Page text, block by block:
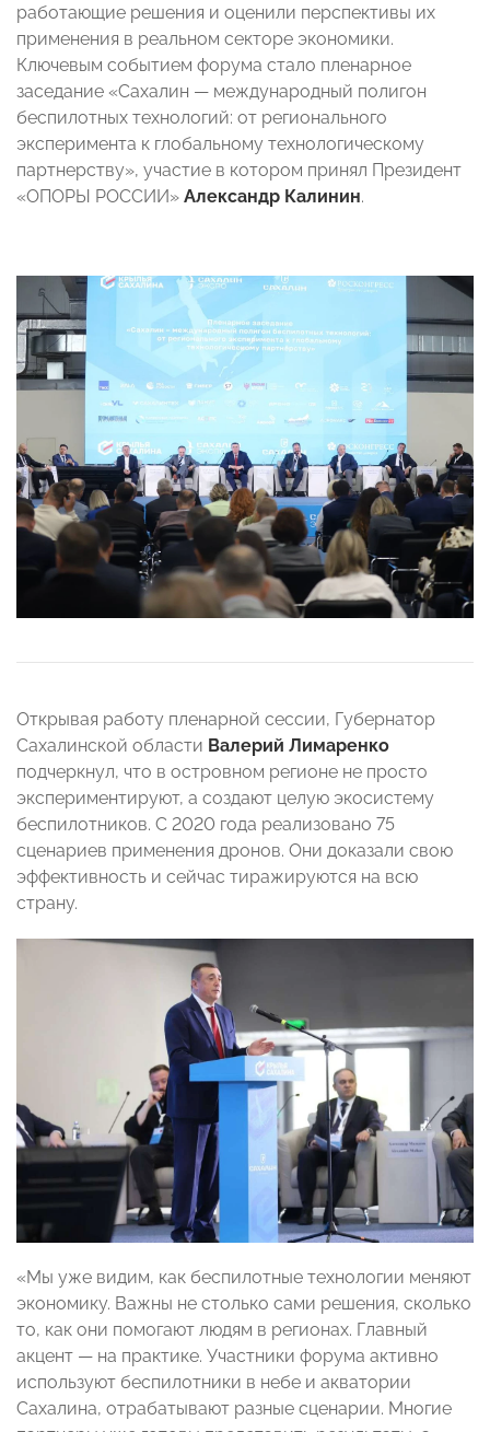
работающие решения и оценили перспективы их
применения в реальном секторе экономики.
Ключевым событием форума стало пленарное
заседание «Сахалин — международный полигон
беспилотных технологий: от регионального
эксперимента к глобальному технологическому
партнерству», участие в котором принял Президент
«ОПОРЫ РОССИИ» Александр Калинин.
Открывая работу пленарной сессии, Губернатор
Сахалинской области Валерий Лимаренко
подчеркнул, что в островном регионе не просто
экспериментируют, а создают целую экосистему
беспилотников. С 2020 года реализовано 75
сценариев применения дронов. Они доказали свою
эффективность и сейчас тиражируются на всю
страну.
«Мы уже видим, как беспилотные технологии меняют
экономику. Важны не столько сами решения, сколько
то, как они помогают людям в регионах. Главный
акцент — на практике. Участники форума активно
используют беспилотники в небе и акватории
Сахалина, отрабатывают разные сценарии. Многие